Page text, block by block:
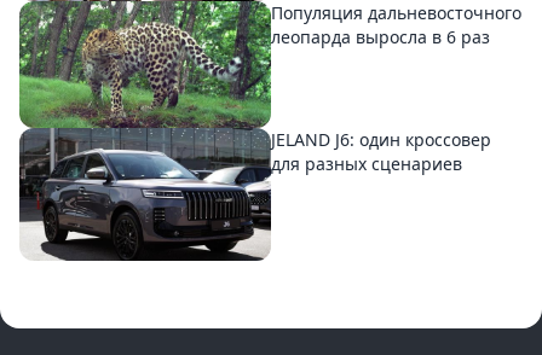
Популяция дальневосточного
леопарда выросла в 6 раз
JELAND J6: один кроссовер
для разных сценариев